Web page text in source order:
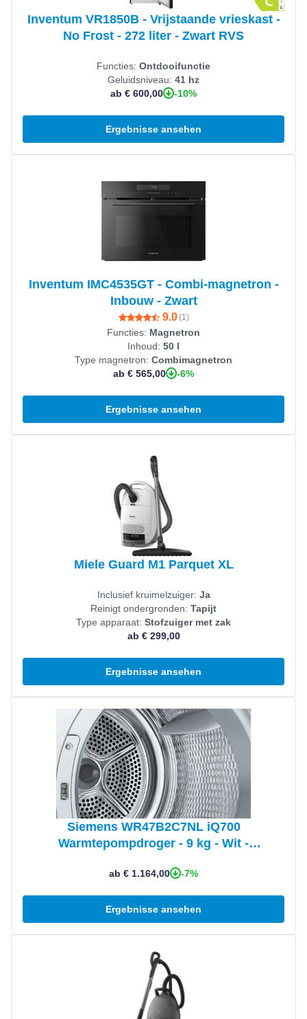
Inventum VR1850B - Vrijstaande vrieskast -
No Frost - 272 liter - Zwart RVS
Functies: Ontdooifunctie
Geluidsniveau: 41 hz
ab € 600,00
-10%
Ergebnisse ansehen
Inventum IMC4535GT - Combi-magnetron -
Inbouw - Zwart
9.0(1 )
Functies: Magnetron
Inhoud: 50 l
Type magnetron: Combimagnetron
ab € 565,00
-6%
Ergebnisse ansehen
Miele Guard M1 Parquet XL
Inclusief kruimelzuiger: Ja
Reinigt ondergronden: Tapijt
Type apparaat: Stofzuiger met zak
ab € 299,00
Ergebnisse ansehen
Siemens WR47B2C7NL iQ700
Warmtepompdroger - 9 kg - Wit -
ab € 1.164,00 -7%
Ergebnisse ansehen